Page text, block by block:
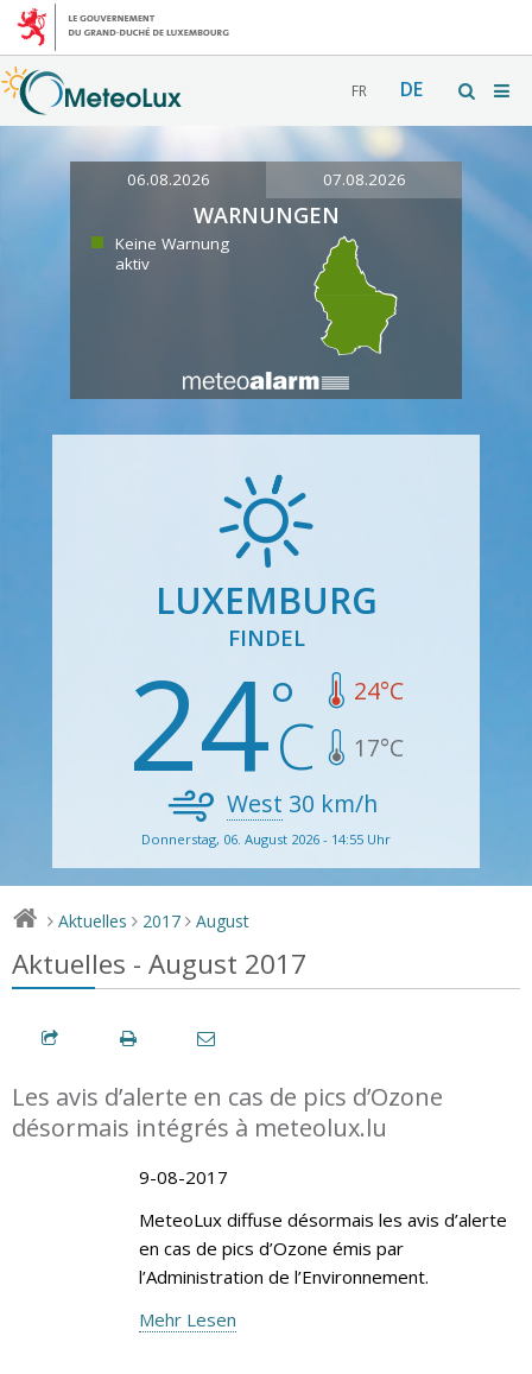
FR DE
06.08.2026 07.08.2026
WARNUNGEN
Keine Warnung
aktiv
LUXEMBURG
FINDEL
24 24°C
17°C
West 30 km/h
Donnerstag, 06. August 2026 - 14:55 Uhr
> Aktuelles > 2017 > August
Aktuelles - August 2017
Les avis d’alerte en cas de pics d’Ozone
désormais intégrés à meteolux.lu
9-08-2017
MeteoLux diffuse désormais les avis d’alerte
en cas de pics d’Ozone émis par
l’Administration de l’Environnement.
Mehr Lesen